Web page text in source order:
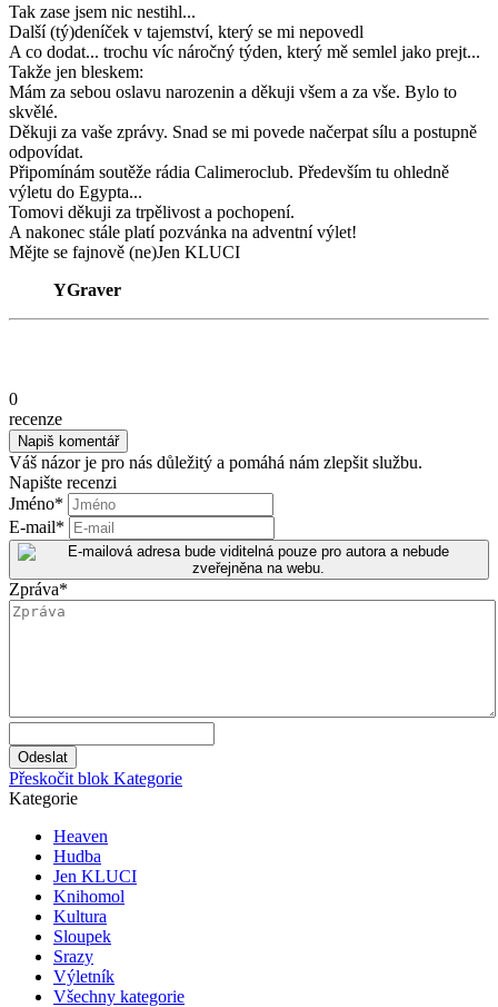
Tak zase jsem nic nestihl...
Další (tý)deníček v tajemství, který se mi nepovedl
A co dodat... trochu víc náročný týden, který mě semlel jako prejt...
Takže jen bleskem:
Mám za sebou oslavu narozenin a děkuji všem a za vše. Bylo to
skvělé.
Děkuji za vaše zprávy. Snad se mi povede načerpat sílu a postupně
odpovídat.
Připomínám soutěže rádia Calimeroclub. Především tu ohledně
výletu do Egypta...
Tomovi děkuji za trpělivost a pochopení.
A nakonec stále platí pozvánka na adventní výlet!
Mějte se fajnově (ne)Jen KLUCI
YGraver
0
recenze
Váš názor je pro nás důležitý a pomáhá nám zlepšit službu.
Napište recenzi
Jméno*
E-mail*
Zpráva*
Přeskočit blok Kategorie
Kategorie
Heaven
Hudba
Jen KLUCI
Knihomol
Kultura
Sloupek
Srazy
Výletník
Všechny kategorie